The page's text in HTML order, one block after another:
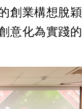
創業構想脫穎
意化為實踐的